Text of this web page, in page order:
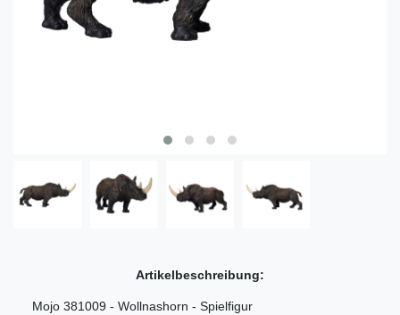
Artikelbeschreibung:
Mojo 381009 - Wollnashorn - Spielfigur